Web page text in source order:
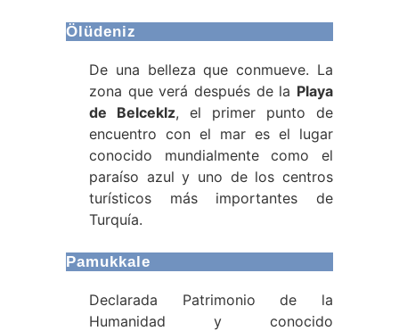
Ölüdeniz
De una belleza que conmueve. La
zona que verá después de la Playa
de Belceklz, el primer punto de
encuentro con el mar es el lugar
conocido mundialmente como el
paraíso azul y uno de los centros
turísticos más importantes de
Turquía.
Pamukkale
Declarada Patrimonio de la
Humanidad y conocido